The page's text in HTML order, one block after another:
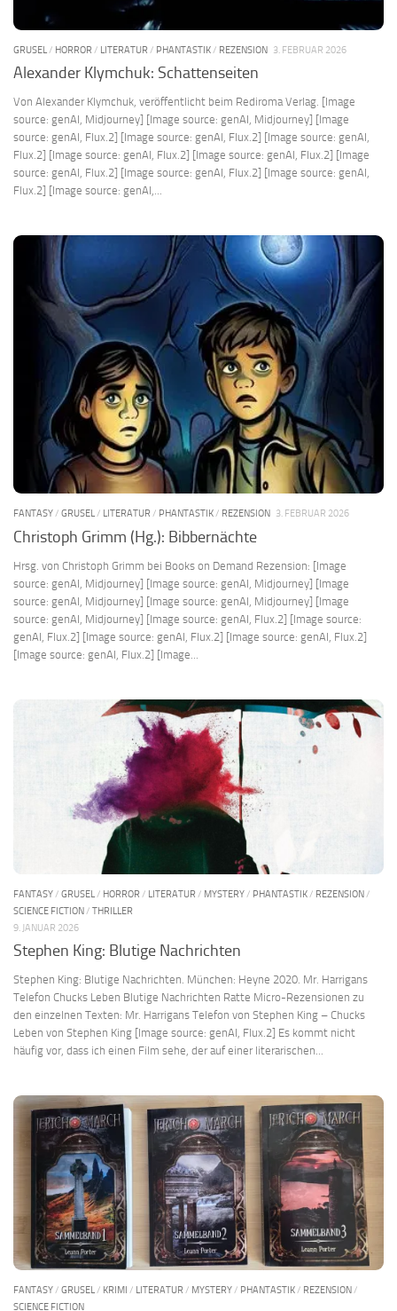
GRUSEL/ HORROR / LITERATUR / PHANTASTIK/ REZENSION 3. FEBRUAR 2026
Alexander Klymchuk: Schattenseiten
Von Alexander Klymchuk, veröffentlicht beim Rediroma Verlag. [Image
source: genAI, Midjourney] [Image source: genAI, Midjourney] [Image
source: genAI, Flux.2] [Image source: genAI, Flux.2] [Image source: genAI,
Flux.2] [Image source: genAI, Flux.2] [Image source: genAI, Flux.2] [Image
source: genAI, Flux.2] [Image source: genAI, Flux.2] [Image source: genAI,
Flux.2] [Image source: genAI,...
FANTASY/ GRUSEL/ LITERATUR / PHANTASTIK/ REZENSION 3. FEBRUAR 2026
Christoph Grimm (Hg.): Bibbernächte
Hrsg. von Christoph Grimm bei Books on Demand Rezension: [Image
source: genAI, Midjourney] [Image source: genAI, Midjourney] [Image
source: genAI, Midjourney] [Image source: genAI, Midjourney] [Image
source: genAI, Midjourney] [Image source: genAI, Flux.2] [Image source:
genAI, Flux.2] [Image source: genAI, Flux.2] [Image source: genAI, Flux.2]
[Image source: genAI, Flux.2] [Image...
FANTASY / GRUSEL / HORROR / LITERATUR / MYSTERY / PHANTASTIK / REZENSION /
SCIENCE FICTION / THRILLER
9. JANUAR 2026
Stephen King: Blutige Nachrichten
Stephen King: Blutige Nachrichten. München: Heyne 2020. Mr. Harrigans
Telefon Chucks Leben Blutige Nachrichten Ratte Micro-Rezensionen zu
den einzelnen Texten: Mr. Harrigans Telefon von Stephen King – Chucks
Leben von Stephen King [Image source: genAI, Flux.2] Es kommt nicht
häufig vor, dass ich einen Film sehe, der auf einer literarischen...
FANTASY/ GRUSEL/ KRIMI / LITERATUR / MYSTERY/ PHANTASTIK/ REZENSION/
SCIENCE FICTION